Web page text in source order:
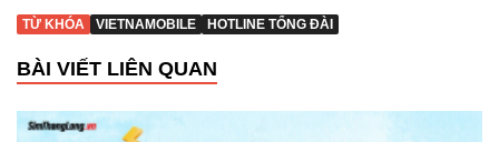
TỪ KHÓA VIETNAMOBILE HOTLINE TỔNG ĐÀI
BÀI VIẾT LIÊN QUAN